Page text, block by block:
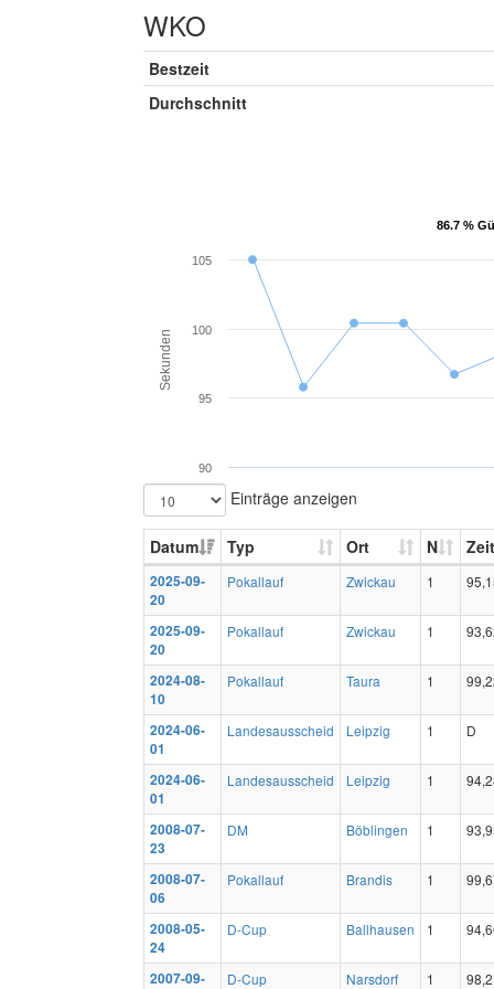
WKO
Bestzeit
Durchschnitt
86.7 %
86.7 %
Sekunden
90
95
100
105
Einträge anzeigen
Datum Typ Ort N Zeit
2025-09-
20
Pokallauf Zwickau 1
2025-09-
20
Pokallauf Zwickau 1
2024-08-
10
Pokallauf Taura 1
2024-06-
01
Landesausscheid Leipzig 1 D
2024-06-
01
Landesausscheid Leipzig 1
2008-07-
23
DM Böblingen 1
2008-07-
06
Pokallauf Brandis 1
2008-05-
24
D-Cup Ballhausen 1
2007-09-
D-Cup Narsdorf 1